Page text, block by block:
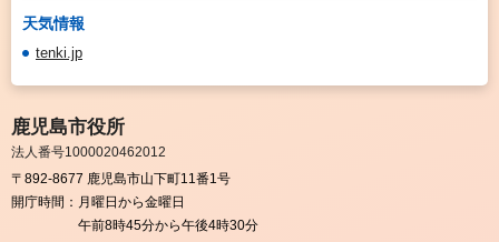
天気情報
tenki.jp
鹿児島市役所
法人番号1000020462012
〒892-8677 鹿児島市山下町11番1号
開庁時間： 月曜日から金曜日
午前8時45分から午後4時30分